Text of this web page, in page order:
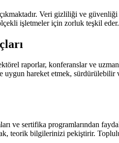
Veri gizliliği ve
işletmeler için zorluk teşkil
raporlar, konferanslar ve
uygun hareket etmek,
ve sertifika programlarından
teorik bilgilerinizi pekiştirir.